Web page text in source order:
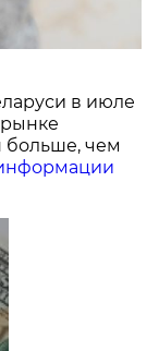
в июле
больше, чем